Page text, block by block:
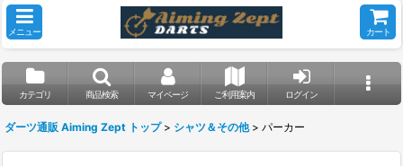
メニュー カート
カテゴリ 商品検索 マイページ ご利用案内 ログイン
ダーツ通販 Aiming Zept トップ > シャツ＆その他 > パーカー